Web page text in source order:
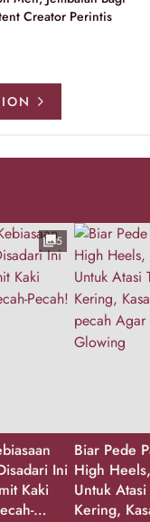
Creator Perintis
Ini
Kaki
5
Biar Pede
High
Untuk
Kering,